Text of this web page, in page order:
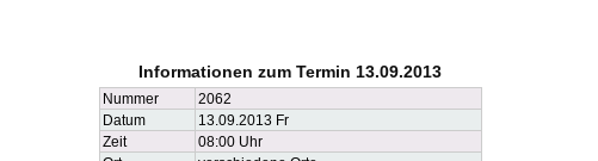
Informationen zum Termin 13.09.2013
Nummer
2062
Datum
13.09.2013 Fr
Zeit
08:00 Uhr